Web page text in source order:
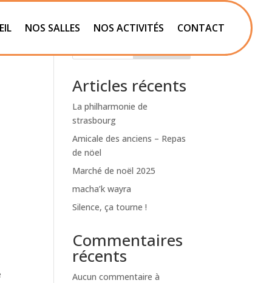
NOS SALLES NOS ACTIVITÉS CONTACT
Articles récents
La philharmonie de
strasbourg
Amicale des anciens – Repas
de nöel
Marché de noël 2025
macha’k wayra
Silence, ça tourne !
Commentaires
récents
Aucun commentaire à